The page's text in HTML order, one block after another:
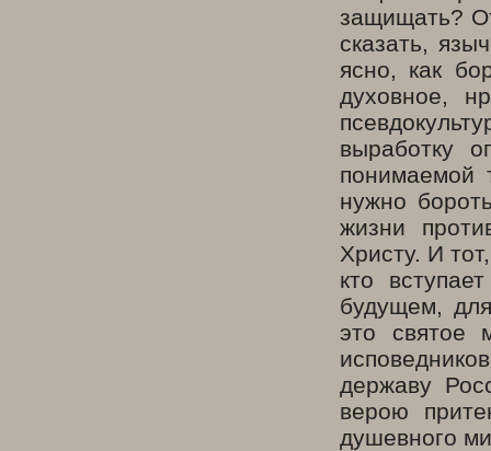
защищать?
сказать,
ясно, как
духовное,
выработку
понимаемой
нужно
жизни
Христу. И
кто
будущем,
это святое
державу
верою
душевного